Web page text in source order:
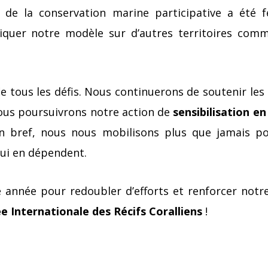
la conservation marine participative a été
notre modèle sur d’autres territoires
tous les défis. Nous continuerons de soutenir
poursuivrons notre action de sensibilisation en
bref, nous nous mobilisons plus que jamais
en dépendent.
pour redoubler d’efforts et renforcer
Internationale des Récifs Coralliens !